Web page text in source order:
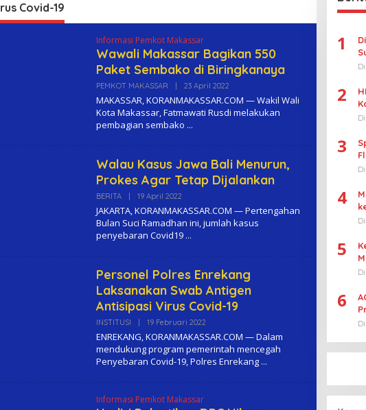
Covid-19
Informasi Pemkot Makassar
Wawali Makassar Bagikan 550
Paket Sembako di Biringkanaya
PEMKOT MAKASSAR | 23 April 2022
E
H
MAKASSAR, KORANMAKASSAR.COM — Wakil Wali
Kota Makassar, Fatmawati Rusdi melakukan
pembagian sembako
Walau Kasus Jawa Bali Menurun,
Prokes Agar Tetap Dijalankan
BERITA | 19 April 2022
E
H
K
JAKARTA, KORANMAKASSAR.COM — Pertengahan
Bulan Suci Ramadhan ini, jumlah kasus
penyebaran Covid19
Personel Polres Enrekang
Laksanakan Swab Antigen
Antisipasi Virus Covid-19
INSTITUSI | 19 Februari 2022
E
H
K
ENREKANG, KORANMAKASSAR.COM — Dalam
mendukung program pemerintah mencegah
Penyebaran Covid-19, Polres Enrekang
Informasi Pemkot Makassar
1
2
3
4
5
6